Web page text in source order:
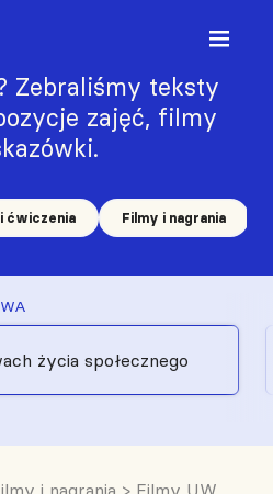
Zebraliśmy teksty
zajęć, filmy
ćwiczenia Filmy i nagrania
życia społecznego
i nagrania > Filmy UW